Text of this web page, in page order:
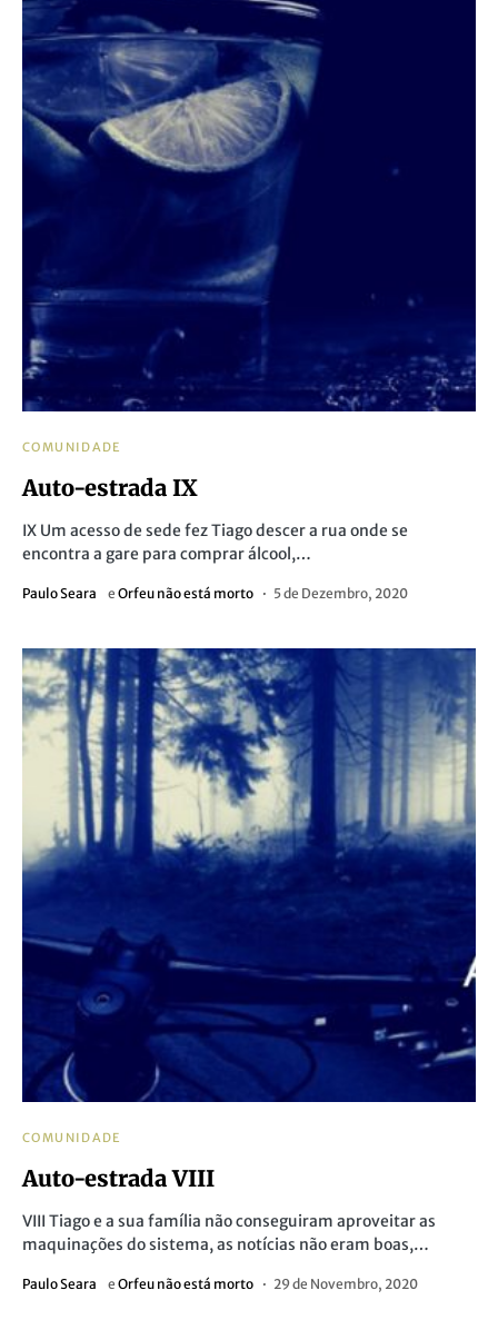
COMUNIDADE
Auto-estrada IX
IX Um acesso de sede fez Tiago descer a rua onde se
encontra a gare para comprar álcool,…
Paulo Seara e Orfeu não está morto 5 de Dezembro, 2020
COMUNIDADE
Auto-estrada VIII
VIII Tiago e a sua família não conseguiram aproveitar as
maquinações do sistema, as notícias não eram boas,…
Paulo Seara e Orfeu não está morto 29 de Novembro, 2020